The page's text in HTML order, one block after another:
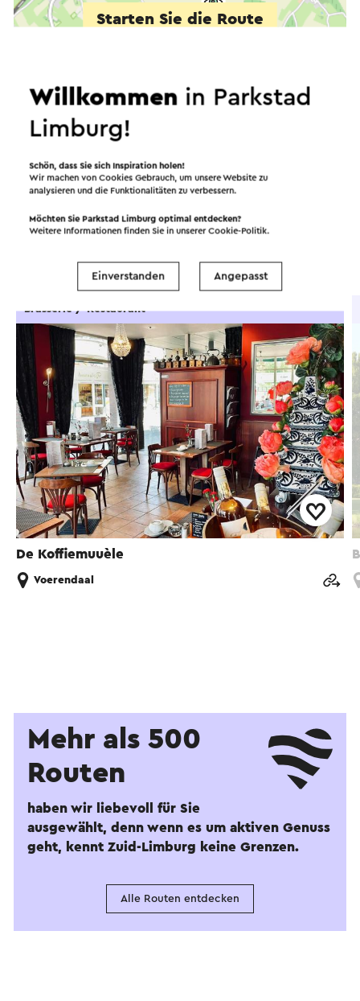
Starten Sie die Route
In dem Gebiet
Essen und Trinken Attraktionen
De Koffiemuuèle
Brasserie / Restaurant
Voerendaal
Mehr als 500
Routen
haben wir liebevoll für Sie
ausgewählt, denn wenn es um aktiven Genuss
geht, kennt Zuid-Limburg keine Grenzen.
Alle Routen entdecken
Willkommen in Parkstad
Limburg!
Schön, dass Sie sich Inspiration holen!
Wir machen von Cookies Gebrauch, um unsere Website zu
analysieren und die Funktionalitäten zu verbessern.
Möchten Sie Parkstad Limburg optimal entdecken?
Weitere Informationen finden Sie in unsererCookie-Politik.
Einverstanden Angepasst